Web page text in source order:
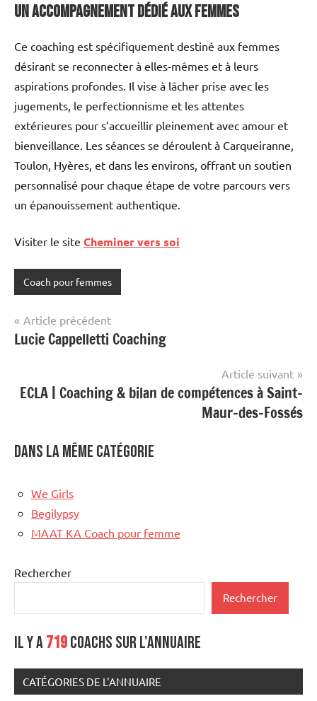
Un accompagnement dédié aux femmes
Ce coaching est spécifiquement destiné aux femmes
désirant se reconnecter à elles-mêmes et à leurs
aspirations profondes. Il vise à lâcher prise avec les
jugements, le perfectionnisme et les attentes
extérieures pour s’accueillir pleinement avec amour et
bienveillance. Les séances se déroulent à Carqueiranne,
Toulon, Hyères, et dans les environs, offrant un soutien
personnalisé pour chaque étape de votre parcours vers
un épanouissement authentique.
Visiter le site Cheminer vers soi
Coach pour femmes
Navigation
de
Article précédent
Lucie Cappelletti Coaching
Article suivant
ECLA | Coaching & bilan de compétences à Saint-
Maur-des-Fossés
Dans la même catégorie
We Girls
Begilypsy
MAAT KA Coach pour femme
Rechercher
Rechercher
Il y a719coachs sur l'annuaire
CATÉGORIES DE L'ANNUAIRE